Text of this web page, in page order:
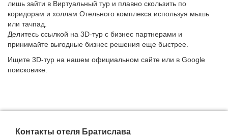
лишь зайти в Виртуальный тур и плавно скользить по
коридорам и холлам Отельного комплекса используя мышь
или тачпад.
Делитесь ссылкой на 3D-тур с бизнес партнерами и
принимайте выгодные бизнес решения еще быстрее.
Ищите 3D-тур на нашем официальном сайте или в Google
поисковике.
Контакты отеля Братислава